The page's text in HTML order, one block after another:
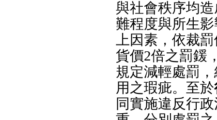
與社會秩序均
難程度與所生
上因素，依裁
貨價2倍之罰鍰
規定減輕處罰
用之瑕疵。至於
同實施違反行